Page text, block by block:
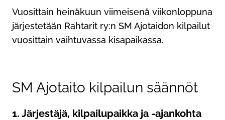
Vuosittain heinäkuun viimeisenä viikonloppuna
järjestetään Rahtarit ry:n SM Ajotaidon kilpailut
vuosittain vaihtuvassa kisapaikassa.
SM Ajotaito kilpailun säännöt
1. Järjestäjä, kilpailupaikka ja -ajankohta